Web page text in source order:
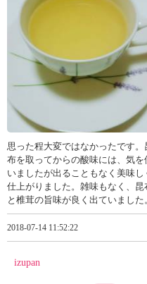
思った程大変ではなかったです。
布を取ってからの酸味には、気を
いましたが出ることもなく美味し
仕上がりました。雑味もなく、昆
と椎茸の旨味が良く出ていました
2018-07-14 11:52:22
izupan